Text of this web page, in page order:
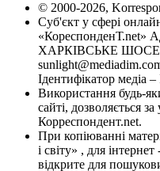
© 2000-2026,
Суб'єкт у сфері
«КореспонденТ.net»
ХАРКІВСЬКЕ ШОСЕ,
Ідентифікатор медіа
Використання будь-
сайті, дозволяється
Корреспондент.net.
При копіюванні
і світу» , для
відкрите для